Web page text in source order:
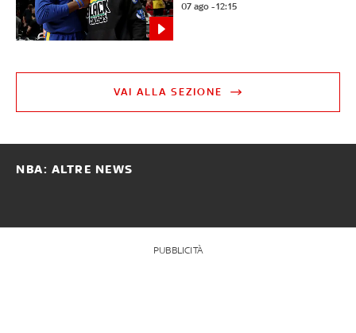
07 ago - 12:15
VAI ALLA SEZIONE
NBA: ALTRE NEWS
PUBBLICITÀ